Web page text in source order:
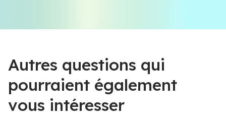
Autres questions qui
pourraient également
vous intéresser